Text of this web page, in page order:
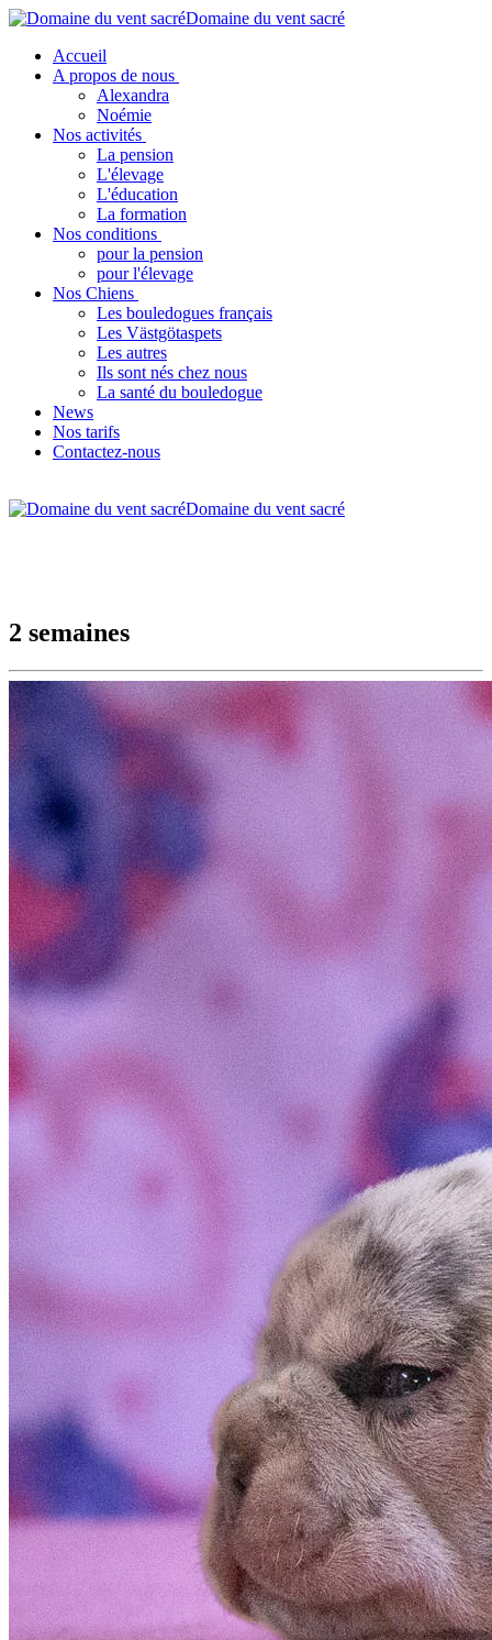
Domaine du vent sacré
Accueil
A propos de nous
Alexandra
Noémie
Nos activités
La pension
L'élevage
L'éducation
La formation
Nos conditions
pour la pension
pour l'élevage
Nos Chiens
Les bouledogues français
Les Västgötaspets
Les autres
Ils sont nés chez nous
La santé du bouledogue
News
Nos tarifs
Contactez-nous
Domaine du vent sacré
2 semaines